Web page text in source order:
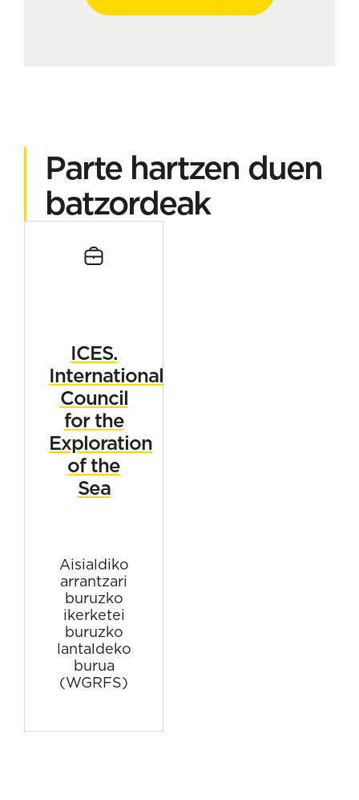
Parte hartzen duen
batzordeak
ICES.
International
Council
for the
Exploration
of the
Sea
Aisialdiko
arrantzari
buruzko
ikerketei
buruzko
lantaldeko
burua
(WGRFS)